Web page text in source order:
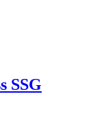
SSG